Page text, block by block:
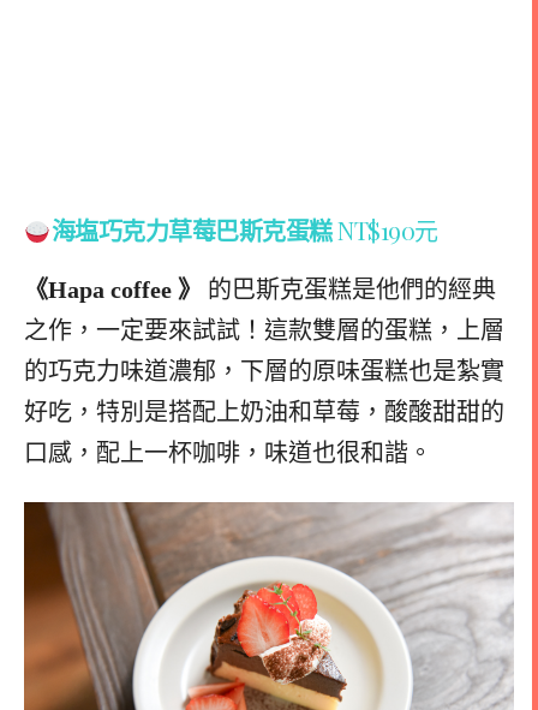
海塩巧克力草莓巴斯克蛋糕NT$190元
《Hapa coffee 》
的巴斯克蛋糕是他們的經典
之作，一定要來試試！這款雙層的蛋糕，上層
的巧克力味道濃郁，下層的原味蛋糕也是紮實
好吃，特別是搭配上奶油和草莓，酸酸甜甜的
口感，配上一杯咖啡，味道也很和諧。